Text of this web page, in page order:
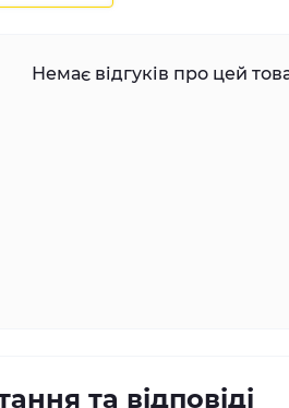
Немає відгуків про цей
та відповіді